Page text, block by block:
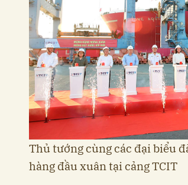
Thủ tướng cùng các đại biểu
hàng đầu xuân tại cảng TCIT